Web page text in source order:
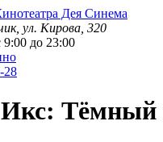
ул. Кирова, 320
9:00 до 23:00
28
Тёмный